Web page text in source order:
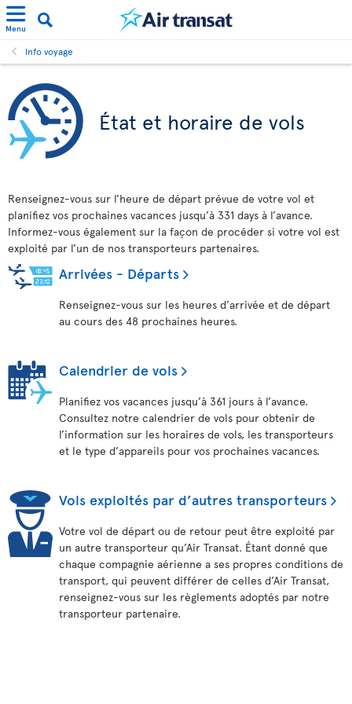
Menu
Info voyage
État et horaire de vols
Renseignez-vous sur l’heure de départ prévue de votre vol et
planifiez vos prochaines vacances jusqu’à 331 days à l’avance.
Informez-vous également sur la façon de procéder si votre vol est
exploité par l’un de nos transporteurs partenaires.
Arrivées - Départs
Renseignez-vous sur les heures d’arrivée et de départ
au cours des 48 prochaines heures.
Calendrier de vols
Planifiez vos vacances jusqu’à 361 jours à l’avance.
Consultez notre calendrier de vols pour obtenir de
l’information sur les horaires de vols, les transporteurs
et le type d’appareils pour vos prochaines vacances.
Vols exploités par d’autres transporteurs
Votre vol de départ ou de retour peut être exploité par
un autre transporteur qu’Air Transat. Étant donné que
chaque compagnie aérienne a ses propres conditions de
transport, qui peuvent différer de celles d’Air Transat,
renseignez-vous sur les règlements adoptés par notre
transporteur partenaire.